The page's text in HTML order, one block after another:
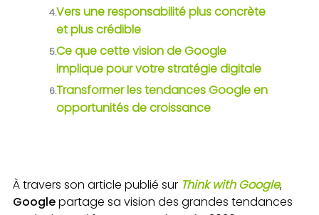
4.Vers une responsabilité plus concrète
et plus crédible
5.Ce que cette vision de Google
implique pour votre stratégie digitale
6.Transformer les tendances Google en
opportunités de croissance
À travers son article publié sur Think with Google,
Googlepartage sa vision des grandes tendances